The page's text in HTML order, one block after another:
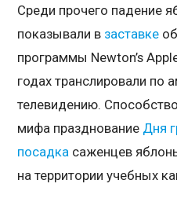
Среди прочего падение
показывали в заставке
программы Newton’s
годах транслировали по
телевидению.
мифа празднование Дня
посадка саженцев
на территории учебных